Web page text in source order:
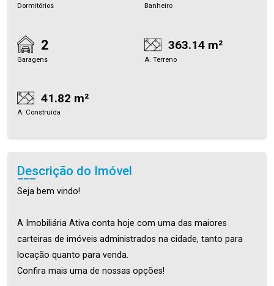
Dormitórios Banheiro
2
Garagens
363.14 m²
A. Terreno
41.82 m²
A. Construída
Descrição do Imóvel
Seja bem vindo!
A Imobiliária Ativa conta hoje com uma das maiores
carteiras de imóveis administrados na cidade, tanto para
locação quanto para venda.
Confira mais uma de nossas opções!